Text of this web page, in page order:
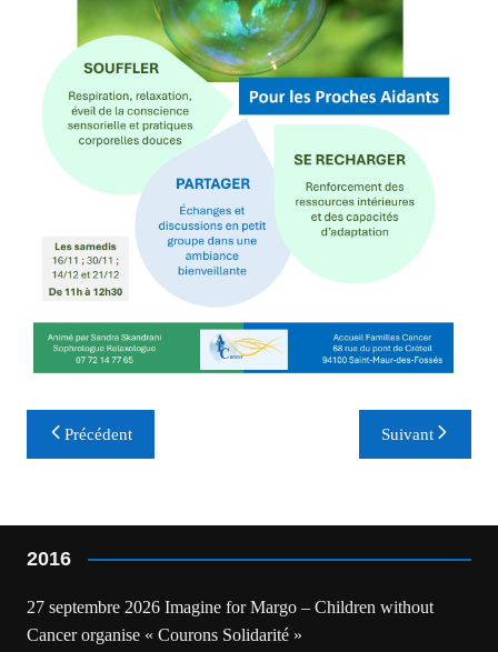
Navigation
de
Précédent Suivant
2016
27 septembre 2026 Imagine for Margo – Children without
Cancer organise « Courons Solidarité »